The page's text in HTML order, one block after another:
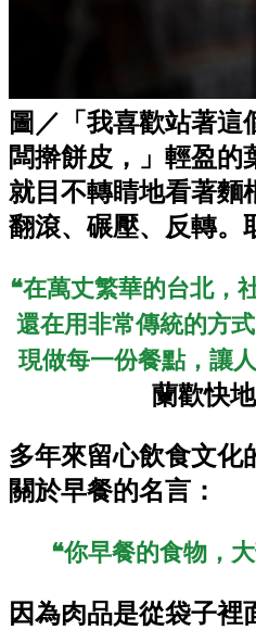
圖／「我喜歡站著這
闆擀餅皮，」輕盈的
就目不轉睛地看著麵
翻滾、碾壓、反轉。
❝在萬丈繁華的台北，
還在用非常傳統的方
現做每一份餐點，讓
蘭歡快地
多年來留心飲食文化
關於早餐的名言：
❝你早餐的食物，
因為肉品是從袋子裡